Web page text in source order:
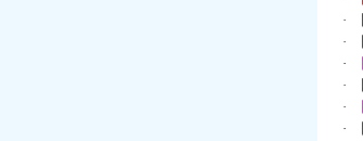
·
·
·
·
·
·